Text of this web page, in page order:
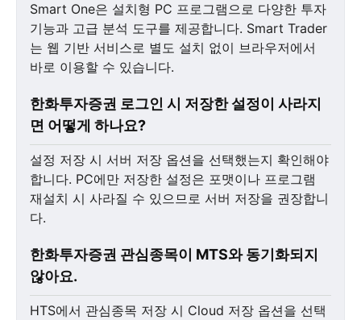
Smart One은 설치형 PC 프로그램으로 다양한 투자
기능과 고급 분석 도구를 제공합니다. Smart Trader
는 웹 기반 서비스로 별도 설치 없이 브라우저에서
바로 이용할 수 있습니다.
한화투자증권 로그인 시 저장한 설정이 사라지
면 어떻게 하나요?
설정 저장 시 서버 저장 옵션을 선택했는지 확인해야
합니다. PC에만 저장한 설정은 포맷이나 프로그램
재설치 시 사라질 수 있으므로 서버 저장을 권장합니
다.
한화투자증권 관심종목이 MTS와 동기화되지
않아요.
HTS에서 관심종목 저장 시 Cloud 저장 옵션을 선택